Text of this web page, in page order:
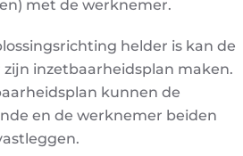
met de werknemer.
helder is kan de
inzetbaarheidsplan maken.
kunnen de
en de werknemer beiden